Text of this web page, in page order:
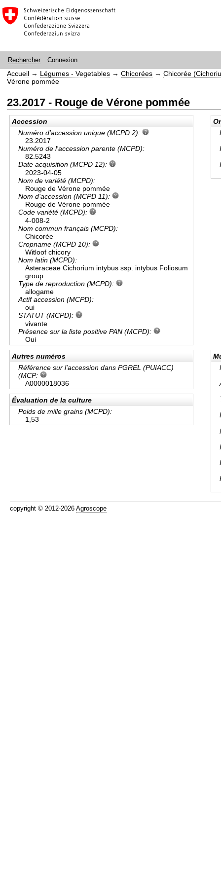
Rechercher Connexion
Accueil → Légumes - Vegetables →Chicorées →Chicorée
Vérone pommée
23.2017 - Rouge de Vérone pommée
Accession
Numéro d'accession unique (MCPD 2):
23.2017
Numéro de l'accession parente (MCPD):
82.5243
Date acquisition (MCPD 12):
2023-04-05
Nom de variété (MCPD):
Rouge de Vérone pommée
Nom d'accession (MCPD 11):
Rouge de Vérone pommée
Code variété (MCPD):
4-008-2
Nom commun français (MCPD):
Chicorée
Cropname (MCPD 10):
Witloof chicory
Nom latin (MCPD):
Asteraceae Cichorium intybus ssp. intybus Foliosum
group
Type de reproduction (MCPD):
allogame
Actif accession (MCPD):
oui
STATUT (MCPD):
vivante
Présence sur la liste positive PAN (MCPD):
Oui
Autres numéros
Référence sur l'accession dans PGREL (PUIACC)
(MCP:
A0000018036
Évaluation de la culture
Poids de mille grains (MCPD):
1,53
copyright © 2012-2026 Agroscope